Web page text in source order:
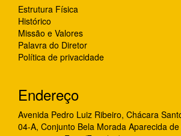
Estrutura Física
Histórico
Missão e Valores
Palavra do Diretor
Política de privacidade
Endereço
Avenida Pedro Luiz Ribeiro, Chácara
04-A, Conjunto Bela Morada Aparecida